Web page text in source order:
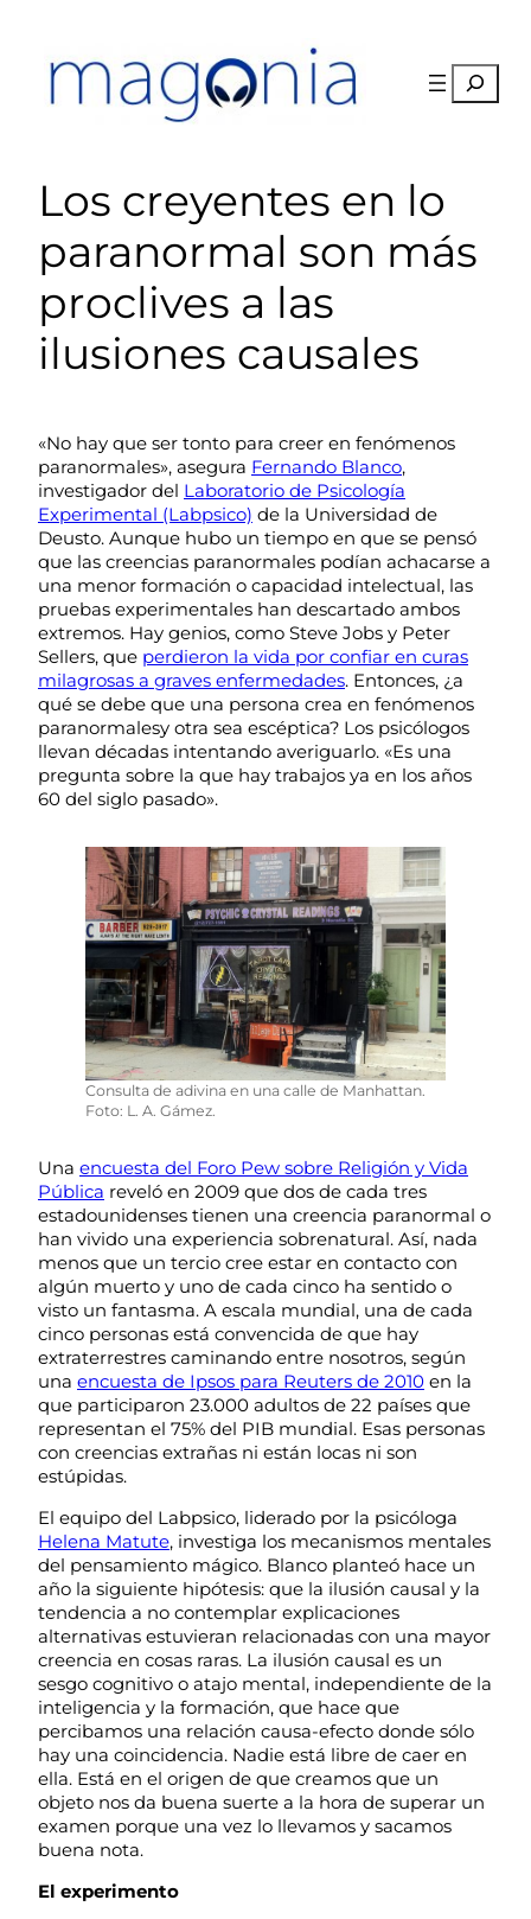
contenido
Buscar
Los creyentes en lo
paranormal son más
proclives a las
ilusiones causales
«No hay que ser tonto para creer en fenómenos
paranormales», asegura Fernando Blanco,
investigador del Laboratorio de Psicología
Experimental (Labpsico) de la Universidad de
Deusto. Aunque hubo un tiempo en que se pensó
que las creencias paranormales podían achacarse a
una menor formación o capacidad intelectual, las
pruebas experimentales han descartado ambos
extremos. Hay genios, como Steve Jobs y Peter
Sellers, que perdieron la vida por confiar en curas
milagrosas a graves enfermedades. Entonces, ¿a
qué se debe que una persona crea en fenómenos
paranormalesy otra sea escéptica? Los psicólogos
llevan décadas intentando averiguarlo. «Es una
pregunta sobre la que hay trabajos ya en los años
60 del siglo pasado».
Consulta de adivina en una calle de Manhattan.
Foto: L. A. Gámez.
Una encuesta del Foro Pew sobre Religión y Vida
Pública reveló en 2009 que dos de cada tres
estadounidenses tienen una creencia paranormal o
han vivido una experiencia sobrenatural. Así, nada
menos que un tercio cree estar en contacto con
algún muerto y uno de cada cinco ha sentido o
visto un fantasma. A escala mundial, una de cada
cinco personas está convencida de que hay
extraterrestres caminando entre nosotros, según
una encuesta de Ipsos para Reuters de 2010 en la
que participaron 23.000 adultos de 22 países que
representan el 75% del PIB mundial. Esas personas
con creencias extrañas ni están locas ni son
estúpidas.
El equipo del Labpsico, liderado por la psicóloga
Helena Matute, investiga los mecanismos mentales
del pensamiento mágico. Blanco planteó hace un
año la siguiente hipótesis: que la ilusión causal y la
tendencia a no contemplar explicaciones
alternativas estuvieran relacionadas con una mayor
creencia en cosas raras. La ilusión causal es un
sesgo cognitivo o atajo mental, independiente de la
inteligencia y la formación, que hace que
percibamos una relación causa-efecto donde sólo
hay una coincidencia. Nadie está libre de caer en
ella. Está en el origen de que creamos que un
objeto nos da buena suerte a la hora de superar un
examen porque una vez lo llevamos y sacamos
buena nota.
El experimento